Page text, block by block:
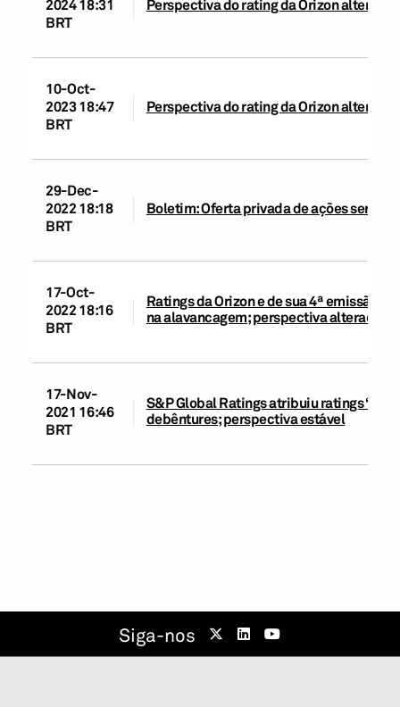
2024 18:31
BRT
Perspectiva do rating da Orizon alterada
10-Oct-
2023 18:47
BRT
Perspectiva do rating da Orizon alterada
29-Dec-
2022 18:18
BRT
Boletim: Oferta privada de ações será
17-Oct-
2022 18:16
BRT
Ratings da Orizon e de sua 4ª emissão
na alavancagem; perspectiva alterada
17-Nov-
2021 16:46
BRT
S&P Global Ratings atribuiu ratings
debêntures; perspectiva estável
Siga-nos